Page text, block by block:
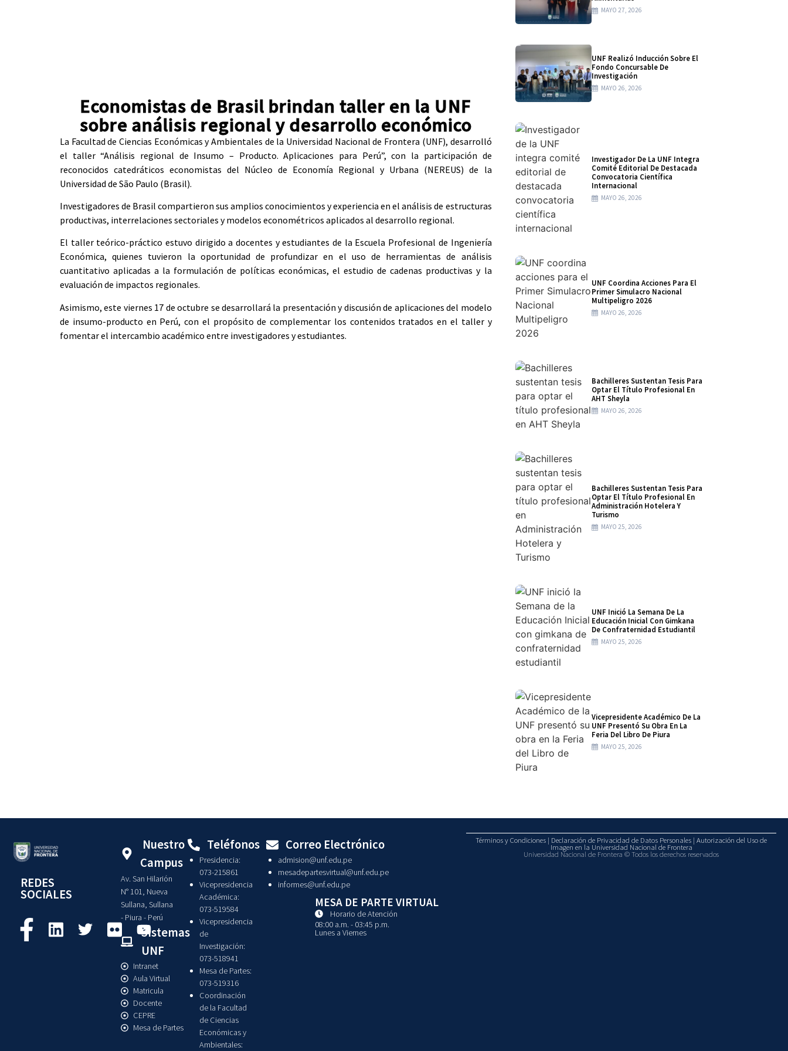
Economistas de Brasil brindan taller en la UNF
sobre análisis regional y desarrollo económico
La Facultad de Ciencias Económicas y Ambientales de la Universidad Nacional de Frontera (UNF), desarrolló
el taller “Análisis regional de Insumo – Producto. Aplicaciones para Perú”, con la participación de
reconocidos catedráticos economistas del Núcleo de Economía Regional y Urbana (NEREUS) de la
Universidad de São Paulo (Brasil).
Investigadores de Brasil compartieron sus amplios conocimientos y experiencia en el análisis de estructuras
productivas, interrelaciones sectoriales y modelos econométricos aplicados al desarrollo regional.
El taller teórico-práctico estuvo dirigido a docentes y estudiantes de la Escuela Profesional de Ingeniería
Económica, quienes tuvieron la oportunidad de profundizar en el uso de herramientas de análisis
cuantitativo aplicadas a la formulación de políticas económicas, el estudio de cadenas productivas y la
evaluación de impactos regionales.
Asimismo, este viernes 17 de octubre se desarrollará la presentación y discusión de aplicaciones del modelo
de insumo-producto en Perú, con el propósito de complementar los contenidos tratados en el taller y
fomentar el intercambio académico entre investigadores y estudiantes.
MAYO 27, 2026
UNF Realizó Inducción Sobre El
Fondo Concursable De
Investigación
MAYO 26, 2026
Investigador De La UNF Integra
Comité Editorial De Destacada
Convocatoria Científica
Internacional
MAYO 26, 2026
UNF Coordina Acciones Para El
Primer Simulacro Nacional
Multipeligro 2026
MAYO 26, 2026
Bachilleres Sustentan Tesis Para
Optar El Título Profesional En
AHT Sheyla
MAYO 26, 2026
Bachilleres Sustentan Tesis Para
Optar El Título Profesional En
Administración Hotelera Y
Turismo
MAYO 25, 2026
UNF Inició La Semana De La
Educación Inicial Con Gimkana
De Confraternidad Estudiantil
MAYO 25, 2026
Vicepresidente Académico De La
UNF Presentó Su Obra En La
Feria Del Libro De Piura
MAYO 25, 2026
REDES
SOCIALES
Nuestro
Campus
Av. San Hilarión
N° 101, Nueva
Sullana, Sullana
- Piura - Perú
Sistemas
UNF
Intranet
Aula Virtual
Matricula
Docente
CEPRE
Mesa de Partes
Teléfonos
Presidencia:
073-215861
Vicepresidencia
Académica:
073-519584
Vicepresidencia
de
Investigación:
073-518941
Mesa de Partes:
073-519316
Coordinación
de la Facultad
de Ciencias
Económicas y
Ambientales:
Correo Electrónico
admision@unf.edu.pe
mesadepartesvirtual@unf.edu.pe
informes@unf.edu.pe
MESA DE PARTE VIRTUAL
Horario de Atención
08:00 a.m. - 03:45 p.m.
Lunes a Viernes
Términos y Condiciones | Declaración de Privacidad de Datos Personales | Autorización del Uso de
Imagen en la Universidad Nacional de Frontera
Universidad Nacional de Frontera © Todos los derechos reservados